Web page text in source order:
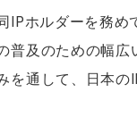
IPホルダーを務め
普及のための幅広
を通して、日本